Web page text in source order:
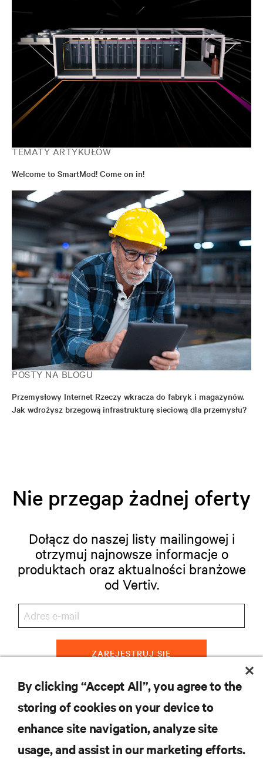
TEMATY ARTYKUŁÓW
Welcome to SmartMod! Come on in!
POSTY NA BLOGU
Przemysłowy Internet Rzeczy wkracza do fabryk i magazynów.
Jak wdrożysz brzegową infrastrukturę sieciową dla przemysłu?
Nie przegap żadnej oferty
Dołącz do naszej listy mailingowej i
otrzymuj najnowsze informacje o
produktach oraz aktualności branżowe
od Vertiv.
ZAREJESTRUJ SIĘ
WSPARCIE
By clicking “Accept All”, you agree to the
storing of cookies on your device to
enhance site navigation, analyze site
usage, and assist in our marketing efforts.